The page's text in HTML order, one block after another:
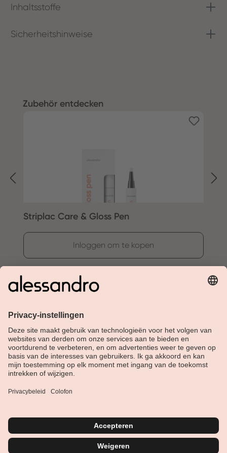
Inhaltsstoffe
Sicherheitshinweise
Productgalerij overslaan
Zubehör entdecken
Striplac Care & Gloss Pen
Inloggen om te kopen
Over Alessandro
Shop
Nederlands